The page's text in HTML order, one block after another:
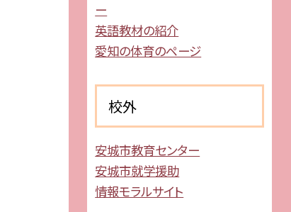
ー
英語教材の紹介
愛知の体育のページ
校外
安城市教育センター
安城市就学援助
情報モラルサイト